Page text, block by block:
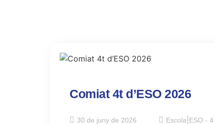
Comiat 4t d’ESO 2026
30 de juny de 2026 Escola ESO - 4